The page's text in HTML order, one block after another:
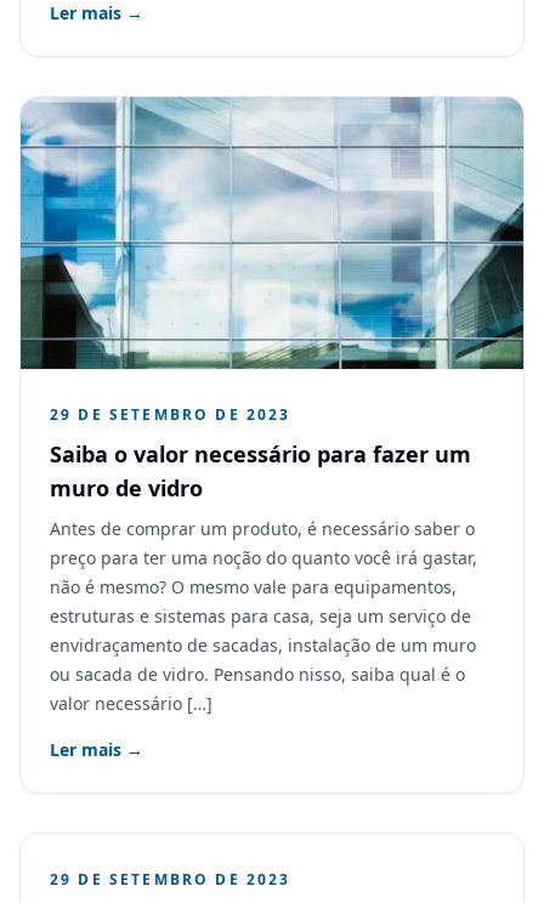
Ler mais →
29 DE SETEMBRO DE 2023
Saiba o valor necessário para fazer um
muro de vidro
Antes de comprar um produto, é necessário saber o
preço para ter uma noção do quanto você irá gastar,
não é mesmo? O mesmo vale para equipamentos,
estruturas e sistemas para casa, seja um serviço de
envidraçamento de sacadas, instalação de um muro
ou sacada de vidro. Pensando nisso, saiba qual é o
valor necessário […]
Ler mais →
29 DE SETEMBRO DE 2023